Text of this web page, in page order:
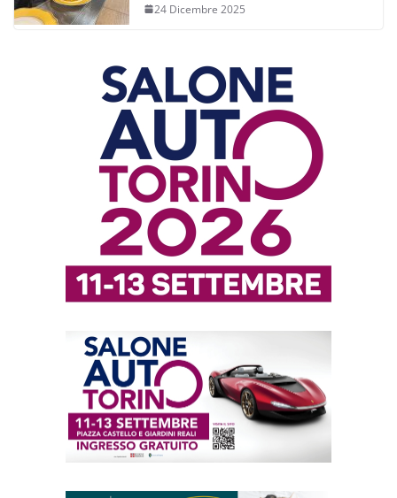
24 Dicembre 2025